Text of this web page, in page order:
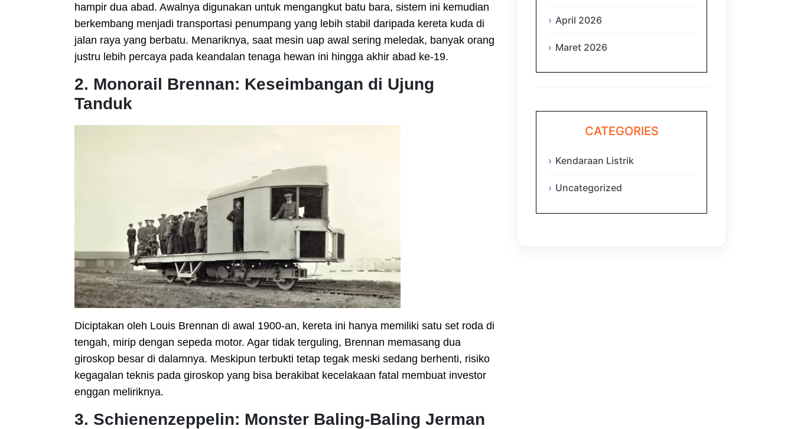
hampir dua abad. Awalnya digunakan untuk mengangkut batu bara, sistem ini kemudian
berkembang menjadi transportasi penumpang yang lebih stabil daripada kereta kuda di
jalan raya yang berbatu. Menariknya, saat mesin uap awal sering meledak, banyak orang
justru lebih percaya pada keandalan tenaga hewan ini hingga akhir abad ke-19.
2. Monorail Brennan: Keseimbangan di Ujung
Tanduk
Diciptakan oleh Louis Brennan di awal 1900-an, kereta ini hanya memiliki satu set roda di
tengah, mirip dengan sepeda motor. Agar tidak terguling, Brennan memasang dua
giroskop besar di dalamnya. Meskipun terbukti tetap tegak meski sedang berhenti, risiko
kegagalan teknis pada giroskop yang bisa berakibat kecelakaan fatal membuat investor
enggan meliriknya.
3. Schienenzeppelin: Monster Baling-Baling Jerman
April 2026
Maret 2026
CATEGORIES
Kendaraan Listrik
Uncategorized